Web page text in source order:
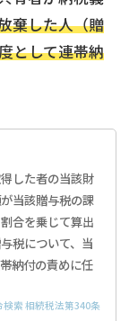
棄した人（贈
として連帯納
した者の当該財
当該贈与税の課
合を乗じて算出
税について、当
納付の責めに任
索 相続税法第340条